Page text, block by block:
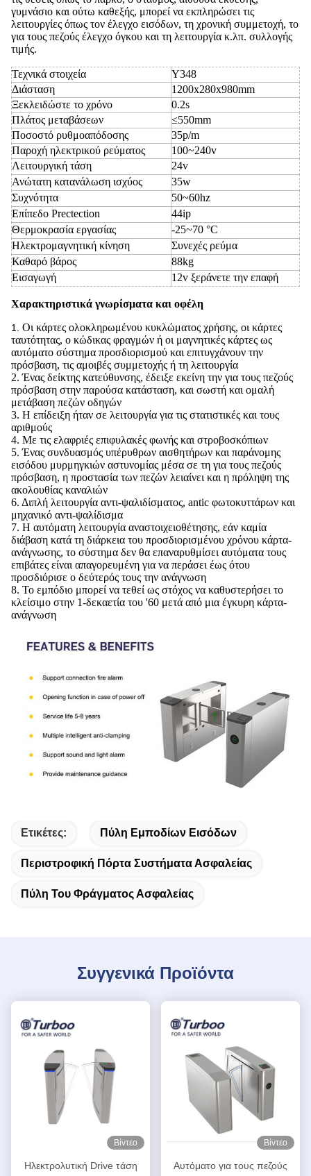
γυμνάσιο και ούτω καθεξής, μπορεί να εκπληρώσει τις
λειτουργίες όπως τον έλεγχο εισόδων, τη χρονική συμμετοχή, το
για τους πεζούς έλεγχο όγκου και τη λειτουργία κ.λπ. συλλογής
τιμής.
Τεχνικά στοιχεία
Y348
Διάσταση
1200x280x980mm
Ξεκλειδώστε το χρόνο
0.2s
Πλάτος μεταβάσεων
≤550mm
Ποσοστό ρυθμοαπόδοσης
35p/m
Παροχή ηλεκτρικού ρεύματος
100~240v
Λειτουργική τάση
24v
Ανώτατη κατανάλωση ισχύος
35w
Συχνότητα
50~60hz
Επίπεδο Prectection
44ip
Θερμοκρασία εργασίας
-25~70 °C
Ηλεκτρομαγνητική κίνηση
Συνεχές ρεύμα
Καθαρό βάρος
88kg
Εισαγωγή
12v ξεράνετε την επαφή
Χαρακτηριστικά γνωρίσματα και οφέλη
1. Οι κάρτες ολοκληρωμένου κυκλώματος χρήσης, οι κάρτες
ταυτότητας, ο κώδικας φραγμών ή οι μαγνητικές κάρτες ως
αυτόματο σύστημα προσδιορισμού και επιτυγχάνουν την
πρόσβαση, τις αμοιβές συμμετοχής ή τη λειτουργία
2. Ένας δείκτης κατεύθυνσης, έδειξε εκείνη την για τους πεζούς
πρόσβαση στην παρούσα κατάσταση, και σωστή και ομαλή
μετάβαση πεζών οδηγών
3. Η επίδειξη ήταν σε λειτουργία για τις στατιστικές και τους
αριθμούς
4. Με τις ελαφριές επιφυλακές φωνής και στροβοσκόπιων
5. Ένας συνδυασμός υπέρυθρων αισθητήρων και παράνομης
εισόδου μυρμηγκιών αστυνομίας μέσα σε τη για τους πεζούς
πρόσβαση, η προστασία των πεζών λειαίνει και η πρόληψη της
ακολουθίας καναλιών
6. Διπλή λειτουργία αντι-ψαλιδίσματος, antic φωτοκυττάρων και
μηχανικό αντι-ψαλίδισμα
7. Η αυτόματη λειτουργία αναστοιχειοθέτησης, εάν καμία
διάβαση κατά τη διάρκεια του προσδιορισμένου χρόνου κάρτα-
ανάγνωσης, το σύστημα δεν θα επαναρυθμίσει αυτόματα τους
επιβάτες είναι απαγορευμένη για να περάσει έως ότου
προσδιόρισε ο δεύτερός τους την ανάγνωση
8. Το εμπόδιο μπορεί να τεθεί ως στόχος να καθυστερήσει το
κλείσιμο στην 1-δεκαετία του '60 μετά από μια έγκυρη κάρτα-
ανάγνωση
Ετικέτες: Πύλη Εμποδίων Εισόδων
Περιστροφική Πόρτα Συστήματα Ασφαλείας
Πύλη Του Φράγματος Ασφαλείας
Συγγενικά Προϊόντα
Βίντεο
Ηλεκτρολυτική Drive τάση
Βίντεο
Αυτόματο για τους πεζούς